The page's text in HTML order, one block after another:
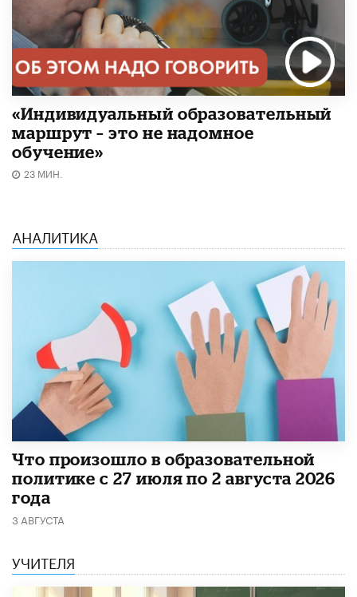
«Индивидуальный образовательный
маршрут – это не надомное
обучение»
23 МИН.
АНАЛИТИКА
​Что произошло в образовательной
политике с 27 июля по 2 августа 2026
года
3 АВГУСТА
УЧИТЕЛЯ